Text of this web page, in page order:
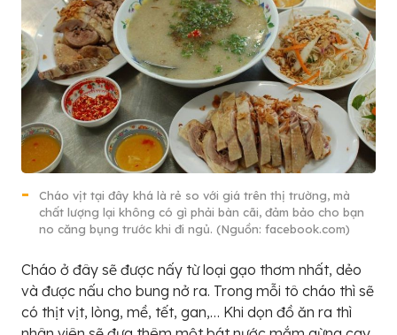
Cháo vịt tại đây khá là rẻ so với giá trên thị trường, mà
chất lượng lại không có gì phải bàn cãi, đảm bảo cho bạn
no căng bụng trước khi đi ngủ. (Nguồn: facebook.com)
Cháo ở đây sẽ được nấy từ loại gạo thơm nhất, dẻo
và được nấu cho bung nở ra. Trong mỗi tô cháo thì sẽ
có thịt vịt, lòng, mề, tết, gan,… Khi dọn đồ ăn ra thì